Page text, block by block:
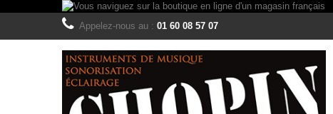
Appelez-nous au : 01 60 08 57 07